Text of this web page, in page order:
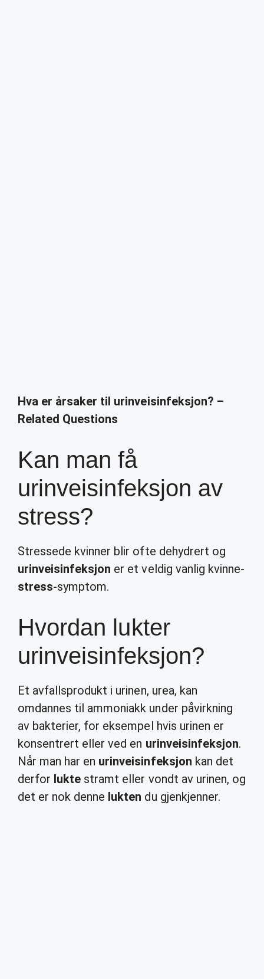
Hva er årsaker til urinveisinfeksjon? –
Related Questions
Kan man få
urinveisinfeksjon av
stress?
Stressede kvinner blir ofte dehydrert og
urinveisinfeksjon er et veldig vanlig kvinne-
stress-symptom.
Hvordan lukter
urinveisinfeksjon?
Et avfallsprodukt i urinen, urea, kan
omdannes til ammoniakk under påvirkning
av bakterier, for eksempel hvis urinen er
konsentrert eller ved en urinveisinfeksjon.
Når man har en urinveisinfeksjon kan det
derfor lukte stramt eller vondt av urinen, og
det er nok denne lukten du gjenkjenner.